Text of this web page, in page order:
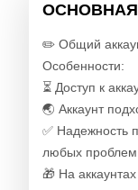
✏️ Общий
Особенности:
⏳ Доступ к
🌏 Аккаунт
✅ Надежность
любых
🎁 На